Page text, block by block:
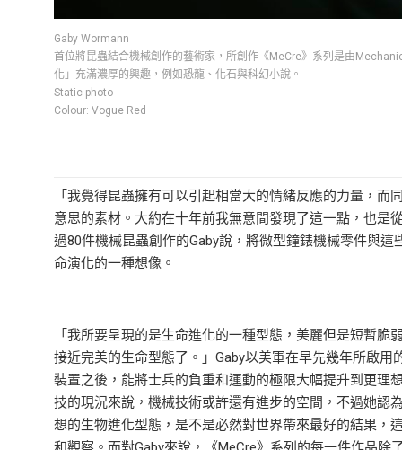
Gaby Wormann
首位將昆蟲結合機械創作的藝術家，所創作《MeCre》系列是由
化」充滿濃厚的興趣，例如恐龍、化石與科幻小說。
Static photo
Colour: Vogue Red
「我覺得昆蟲擁有可以引起相當大的情緒反應的力量，
意思的素材。大約在十年前我無意間發現了這一點，也是
過80件機械昆蟲創作的Gaby說，將微型鐘錶機械零件與
命演化的一種想像。
「我所要呈現的是生命進化的一種型態，美麗但是短暫
接近完美的生命型態了。」Gaby以美軍在早先幾年所啟
裝置之後，能將士兵的負重和運動的極限大幅提升到更理
技的現況來說，機械技術或許還有進步的空間，不過她認
想的生物進化型態，是不是必然對世界帶來最好的結果，